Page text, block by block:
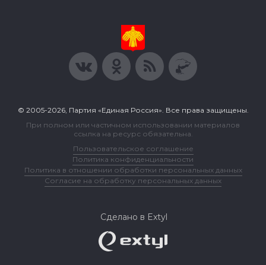
© 2005-2026, Партия «Единая Россия». Все права защищены.
При полном или частичном использовании материалов
ссылка на ресурс обязательна.
Пользовательское соглашение
Политика конфиденциальности
Политика в отношении обработки персональных данных
Согласие на обработку персональных данных
Сделано в Extyl